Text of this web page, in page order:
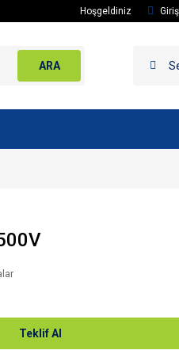
Hoşgeldiniz
ARA
Teklif Al